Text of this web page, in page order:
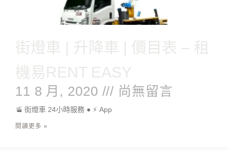
街燈車 | 升降車 | 價目表 – 租
機易RENT EASY
11 8 月, 2020 尚無留言
🚡 街燈車 24小時服務 ● ⚡ App
閱讀更多 »